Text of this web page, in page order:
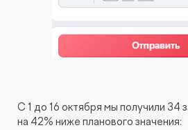
С 1 до 16 октября мы получили 34
на 42% ниже планового значения: